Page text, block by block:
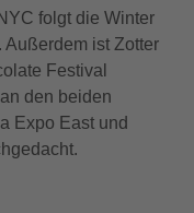
folgt die Winter
Außerdem ist Zotter
Festival
den beiden
Expo East und